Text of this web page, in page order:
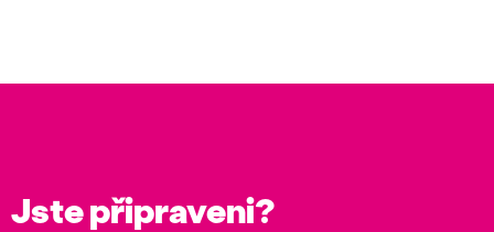
Jste připraveni?